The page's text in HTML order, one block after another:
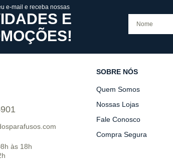
e-mail e receba nossas
E
às 18h
SOBRE NÓS
Quem Somos
Nossas Lojas
Fale Conosco
Compra Segura